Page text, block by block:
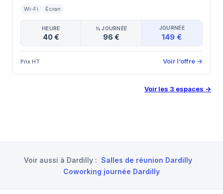
Wi-Fi Écran
HEURE
40 €
½ JOURNÉE
96 €
JOURNÉE
149 €
Prix HT Voir l’offre →
Voir les 3 espaces →
Voir aussi à Dardilly: Salles de réunion Dardilly
Coworking journée Dardilly